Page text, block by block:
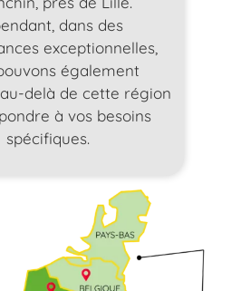
dans des
exceptionnelles,
également
delà de cette région
à vos besoins
spécifiques.